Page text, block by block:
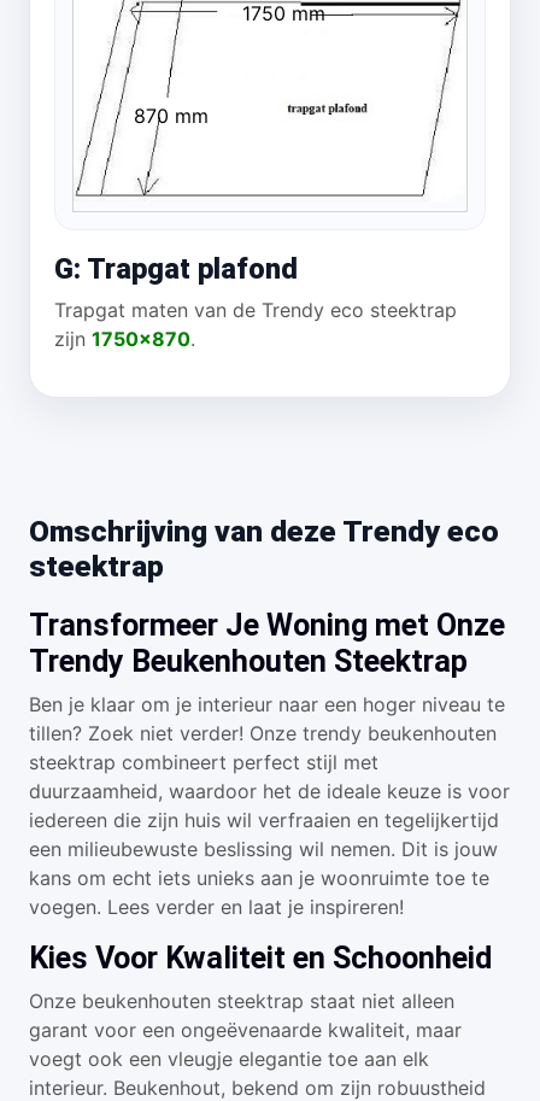
1750 mm
870 mm
G: Trapgat plafond
Trapgat maten van de Trendy eco steektrap
zijn 1750x870.
Omschrijving van deze Trendy eco
steektrap
Transformeer Je Woning met Onze
Trendy Beukenhouten Steektrap
Ben je klaar om je interieur naar een hoger niveau te
tillen? Zoek niet verder! Onze trendy beukenhouten
steektrap combineert perfect stijl met
duurzaamheid, waardoor het de ideale keuze is voor
iedereen die zijn huis wil verfraaien en tegelijkertijd
een milieubewuste beslissing wil nemen. Dit is jouw
kans om echt iets unieks aan je woonruimte toe te
voegen. Lees verder en laat je inspireren!
Kies Voor Kwaliteit en Schoonheid
Onze beukenhouten steektrap staat niet alleen
garant voor een ongeëvenaarde kwaliteit, maar
voegt ook een vleugje elegantie toe aan elk
interieur. Beukenhout, bekend om zijn robuustheid